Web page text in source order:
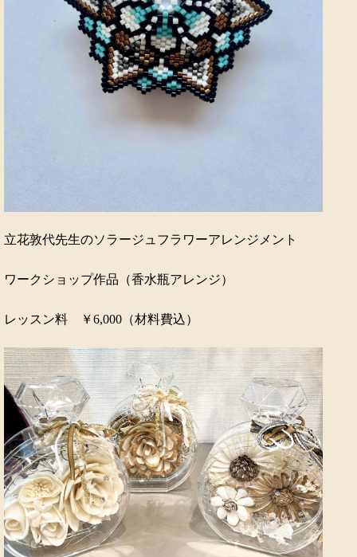
立花敦代先生のソラージュフラワーアレンジメント
ワークショップ作品（香水瓶アレンジ）
レッスン料 ￥6,000（材料費込）